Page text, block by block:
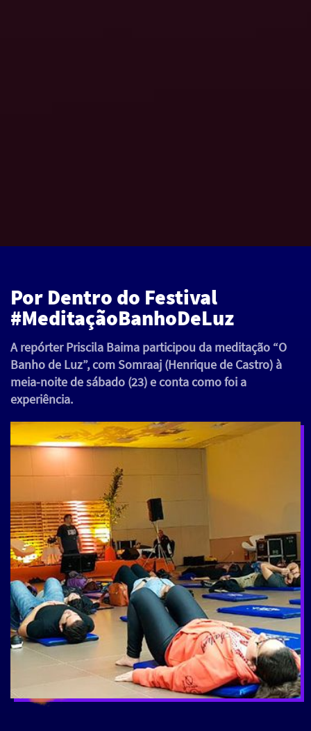
Por Dentro do Festival
#MeditaçãoBanhoDeLuz
A repórter Priscila Baima participou da meditação “O
Banho de Luz”, com Somraaj (Henrique de Castro) à
meia-noite de sábado (23) e conta como foi a
experiência.